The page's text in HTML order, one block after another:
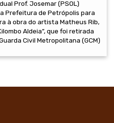
Prof. Josemar (PSOL)
Prefeitura de Petrópolis para
à obra do artista Matheus Rib,
Aldeia”, que foi retirada
Civil Metropolitana (GCM)